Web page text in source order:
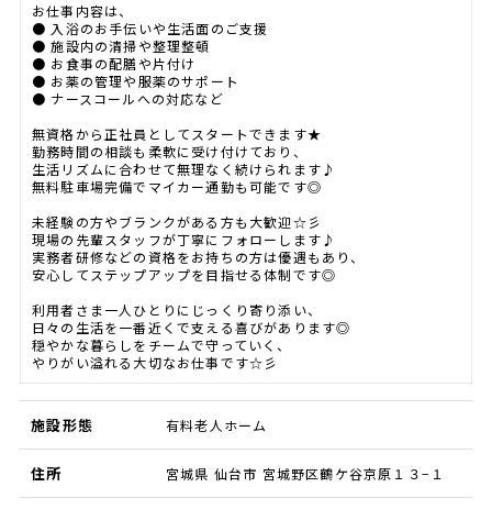
お仕事内容は、
● 入浴のお手伝いや生活面のご支援
● 施設内の清掃や整理整頓
● お食事の配膳や片付け
● お薬の管理や服薬のサポート
● ナースコールへの対応など
無資格から正社員としてスタートできます★
勤務時間の相談も柔軟に受け付けており、
生活リズムに合わせて無理なく続けられます♪
無料駐車場完備でマイカー通勤も可能です◎
未経験の方やブランクがある方も大歓迎☆彡
現場の先輩スタッフが丁寧にフォローします♪
実務者研修などの資格をお持ちの方は優遇もあり、
安心してステップアップを目指せる体制です◎
利用者さま一人ひとりにじっくり寄り添い、
日々の生活を一番近くで支える喜びがあります◎
穏やかな暮らしをチームで守っていく、
やりがい溢れる大切なお仕事です☆彡
施設形態 有料老人ホーム
住所 宮城県 仙台市 宮城野区鶴ケ谷京原１３−１